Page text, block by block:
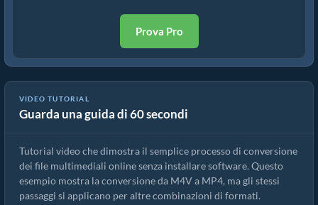
Prova Pro
VIDEO TUTORIAL
Guarda una guida di 60 secondi
Come convertire file multimediali
Tutorial video che dimostra il semplice processo di conversione
dei file multimediali online senza installare software. Questo
esempio mostra la conversione da M4V a MP4, ma gli stessi
passaggi si applicano per altre combinazioni di formati.